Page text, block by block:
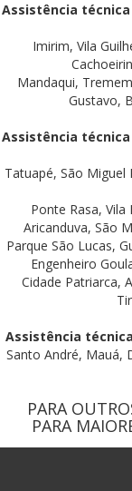
Assistência
Imirim, Vila
Mandaqui,
Gustavo,
Assistência
Tatuapé, São Miguel
Ponte Rasa,
Aricanduva, São
Parque São Lucas,
Engenheiro
Cidade Patriarca,
Assistência
Santo André, Mauá,
PARA
PARA